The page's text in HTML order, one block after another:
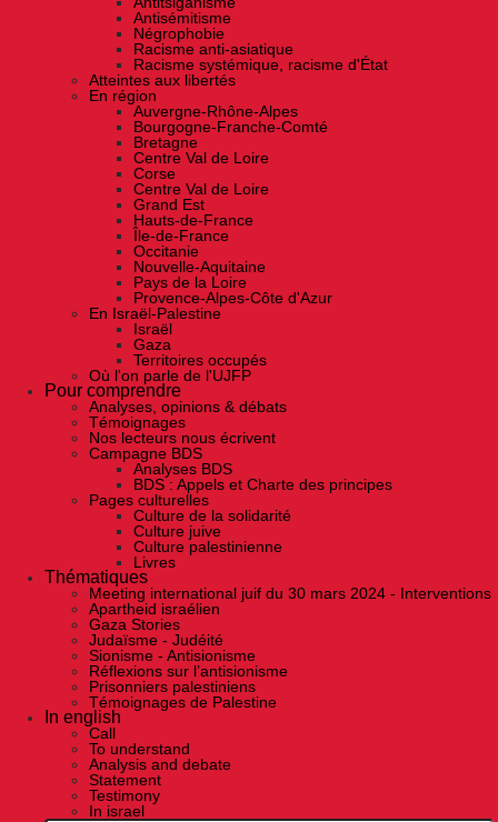
Antisémitisme
Négrophobie
Racisme anti-asiatique
Racisme systémique, racisme d'État
Atteintes aux libertés
En région
Auvergne-Rhône-Alpes
Bourgogne-Franche-Comté
Bretagne
Centre Val de Loire
Corse
Centre Val de Loire
Grand Est
Hauts-de-France
Île-de-France
Occitanie
Nouvelle-Aquitaine
Pays de la Loire
Provence-Alpes-Côte d'Azur
En Israël-Palestine
Israël
Gaza
Territoires occupés
Où l'on parle de l'UJFP
Pour comprendre
Analyses, opinions & débats
Témoignages
Nos lecteurs nous écrivent
Campagne BDS
Analyses BDS
BDS : Appels et Charte des principes
Pages culturelles
Culture de la solidarité
Culture juive
Culture palestinienne
Livres
Thématiques
Meeting international juif du 30 mars 2024 - Interventions
Apartheid israélien
Gaza Stories
Judaïsme - Judéité
Sionisme - Antisionisme
Réflexions sur l’antisionisme
Prisonniers palestiniens
Témoignages de Palestine
In english
Call
To understand
Analysis and debate
Statement
Testimony
In israel